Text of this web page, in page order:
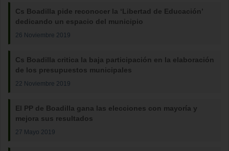
Cs Boadilla pide reconocer la ‘Libertad de Educación’
dedicando un espacio del municipio
26 Noviembre 2019
Cs Boadilla critica la baja participación en la elaboración
de los presupuestos municipales
22 Noviembre 2019
El PP de Boadilla gana las elecciones con mayoría y
mejora sus resultados
27 Mayo 2019